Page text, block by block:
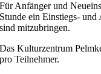
Für Anfänger und
Stunde ein Einstiegs-
sind mitzubringen.
Das Kulturzentrum
pro Teilnehmer.